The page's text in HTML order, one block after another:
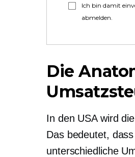
Ich bin damit
abmelden.
Die
In den USA wird
Das bedeutet,
unterschiedliche